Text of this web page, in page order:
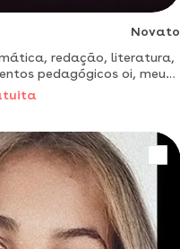
Novato
redação, literatura,
pedagógicos oi, meu